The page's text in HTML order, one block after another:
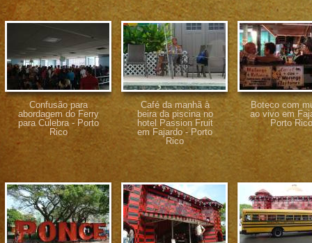
Confusão para
abordagem do Ferry
para Culebra - Porto
Rico
Café da manhã à
beira da piscina no
hotel Passion Fruit
em Fajardo - Porto
Rico
Boteco com
ao vivo em
Porto Rico